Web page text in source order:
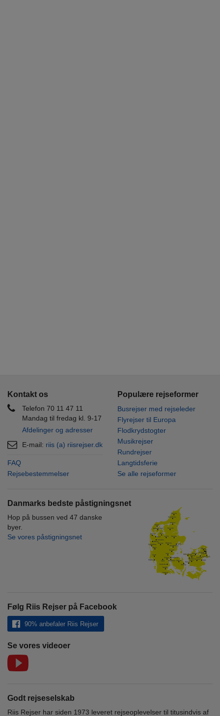
Kontakt os
Telefon 70 11 47 11
Mandag til fredag kl. 9-17
Afdelinger og adresser
E-mail: riis (a) riisrejser.dk
FAQ
Rejsebestemmelser
Populære rejseformer
Busrejser med rejseleder
Flyrejser til Europa
Flodkrydstogter
Musikrejser
Rundrejser
Langtidsferie
Se alle rejseformer
Danmarks bedste påstigningsnet
Hop på bussen ved 47 danske
byer.
Se vores påstigningsnet
Følg Riis Rejser på Facebook
90% anbefaler Riis Rejser
Se vores videoer
Godt rejseselskab
Riis Rejser har siden 1973 leveret rejseoplevelser til titusindvis af